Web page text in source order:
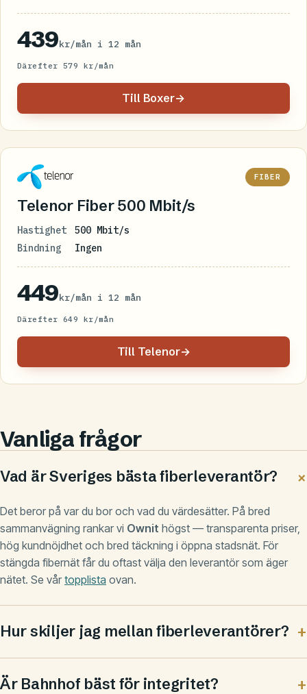
439kr/mån i 12 mån
Därefter 579 kr/mån
Till Boxer→
FIBER
Telenor Fiber 500 Mbit/s
Hastighet
500 Mbit/s
Bindning
Ingen
449kr/mån i 12 mån
Därefter 649 kr/mån
Till Telenor→
Vanliga frågor
Vad är Sveriges bästa fiberleverantör?
Det beror på var du bor och vad du värdesätter. På bred
sammanvägning rankar vi Ownit högst — transparenta priser,
hög kundnöjdhet och bred täckning i öppna stadsnät. För
stängda fibernät får du oftast välja den leverantör som äger
nätet. Se vår topplista ovan.
Hur skiljer jag mellan fiberleverantörer?
Är Bahnhof bäst för integritet?